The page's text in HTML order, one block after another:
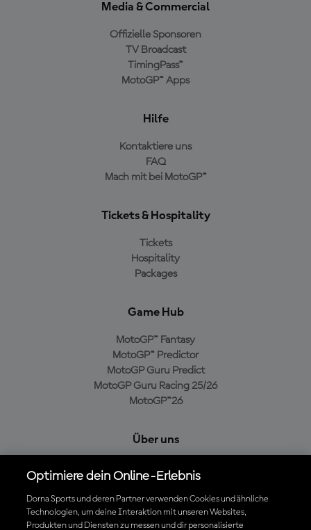
Media & Commercial
Offizielle Sponsoren
TV Broadcast
TimingPass™
MotoGP™ Apps
Hilfe
Kontaktiere uns
FAQ
Mach mit bei MotoGP™
Tickets & Hospitality
Tickets
Hospitality
Packages
Game Hub
MotoGP™ Fantasy
MotoGP™ Predictor
MotoGP Guru Predict
MotoGP Guru Racing 25/26
MotoGP™26
Über uns
Cookie-Richtlinien
Geschäftsbedingungen
Datenschutzrichtlinien
Optimiere dein Online-Erlebnis
Dorna Sports und deren Partner verwenden Cookies und ähnliche
Technologien, um deine Interaktion mit unseren Websites,
Produkten und Diensten zu messen und dir personalisierte